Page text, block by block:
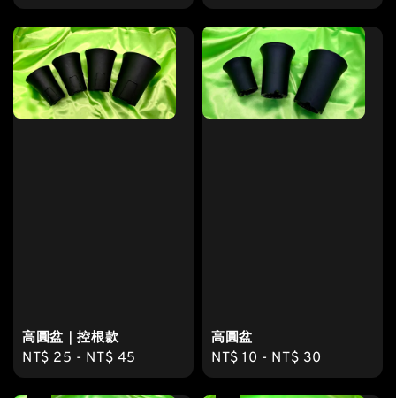
price
price
高圓盆｜控根款
Regular
price
NT$ 25 - NT$ 45
高圓盆
Regular
price
NT$ 10 - NT$ 30